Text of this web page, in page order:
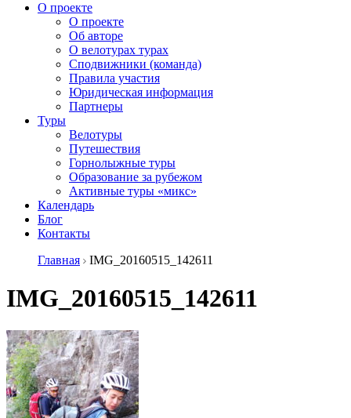
О проекте
О проекте
Об авторе
О велотурах турах
Сподвижники (команда)
Правила участия
Юридическая информация
Партнеры
Туры
Велотуры
Путешествия
Горнолыжные туры
Образование за рубежом
Активные туры «микс»
Календарь
Блог
Контакты
Главная
IMG_20160515_142611
IMG_20160515_142611